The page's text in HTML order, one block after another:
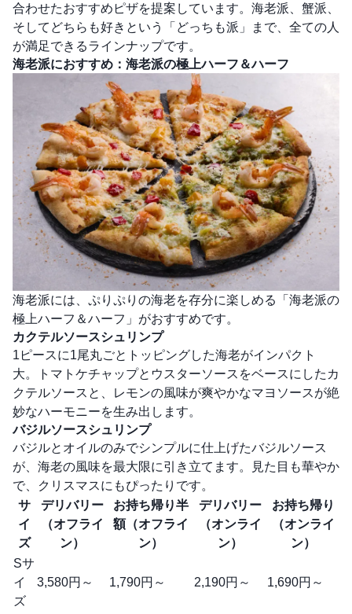
合わせたおすすめピザを提案しています。海老派、蟹派、
そしてどちらも好きという「どっちも派」まで、全ての人
が満足できるラインナップです。
海老派におすすめ：海老派の極上ハーフ＆ハーフ
海老派には、ぷりぷりの海老を存分に楽しめる「海老派の
極上ハーフ＆ハーフ」がおすすめです。
カクテルソースシュリンプ
1ピースに1尾丸ごとトッピングした海老がインパクト
大。トマトケチャップとウスターソースをベースにしたカ
クテルソースと、レモンの風味が爽やかなマヨソースが絶
妙なハーモニーを生み出します。
バジルソースシュリンプ
バジルとオイルのみでシンプルに仕上げたバジルソース
が、海老の風味を最大限に引き立てます。見た目も華やか
で、クリスマスにもぴったりです。
サ
イ
ズ
デリバリー
（オフライ
ン）
お持ち帰り半
額（オフライ
ン）
デリバリー
（オンライ
ン）
お持ち帰り
（オンライ
ン）
Sサ
イ
ズ
3,580円～ 1,790円～ 2,190円～ 1,690円～